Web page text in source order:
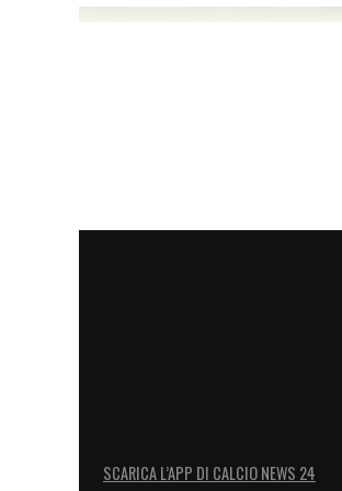
SCARICA L’APP DI CALCIO NEWS 24